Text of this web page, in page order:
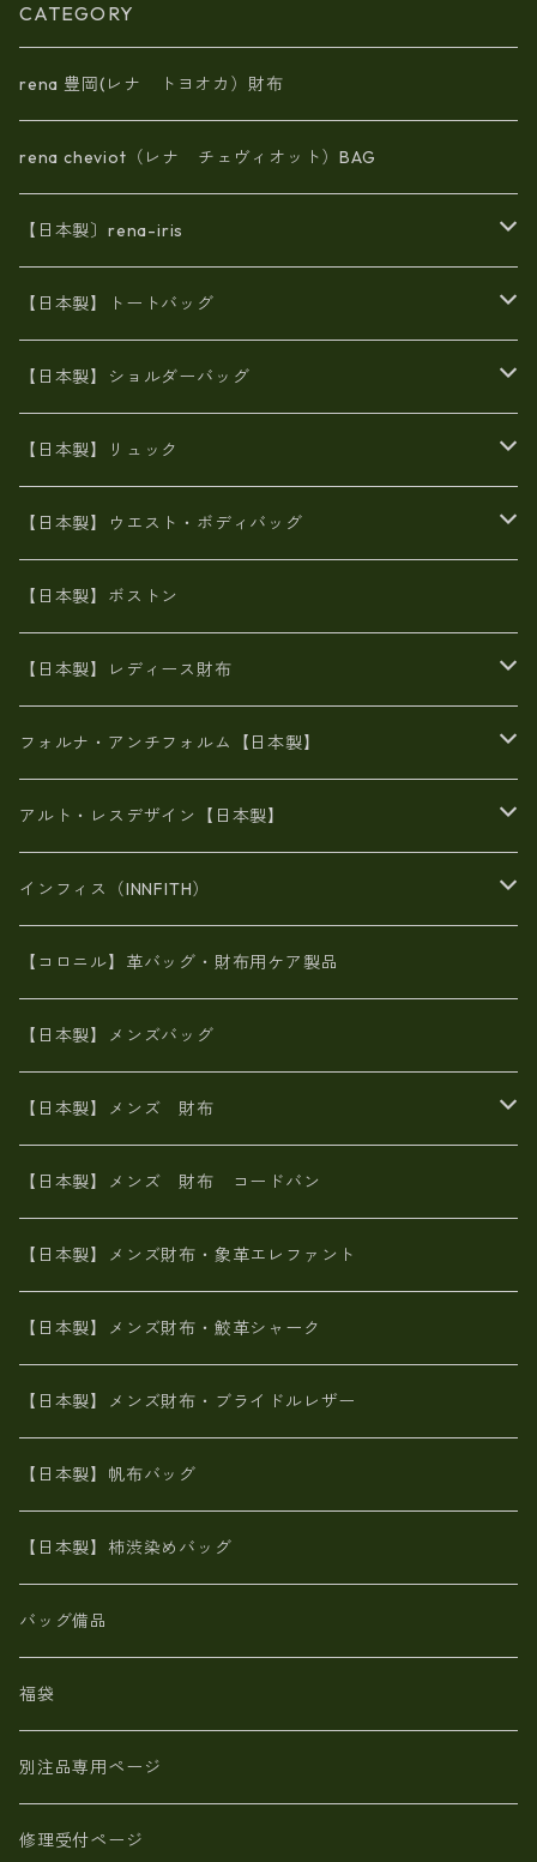
CATEGORY
rena 豊岡(レナ トヨオカ）財布
rena cheviot（レナ チェヴィオット）BAG
【日本製〕rena-iris
エナメル（パテント）レザー
牛革製品トート・ショルダー
牛革製品リュック
【日本製】トートバッグ
火山灰染めバッグ
8号帆布
豊岡製
ヌメ革バッグ
Ａ3サイズ
オイルレザー
エナメル
がま口
リネン
メタリック
スエード
【日本製】ショルダーバッグ
漂流ロープバッグ
6号蝋引き帆布
火山灰染めバッグ
8号帆布
財布ポシェット
牛革
メタリック
オイルレザー
６号蝋引き帆布
豊岡製品
エナメルクロコ
がま口
斜め掛け
【日本製】リュック
帆布
豊岡
豊岡製
牛革
日本製
【日本製】ウエスト・ボディバッグ
帆布
【日本製】ボストン
【日本製】レディース財布
二つ折り財布
がま口財布
スペインレザー
メタリック
長財布
スペインレザー
佐賀牛革
革友禅染め
ポーテッド
L字ファスナー財布
スペインレザー
革友禅染め
メタリック
ポーチ
ヌメ革
革友禅染め
財布ショルダー
ヌメ革
がま口財布
革友禅染め
山羊革
火山灰染め
名刺入れ・キーケース、他
フォルナ・アンチフォルム【日本製】
BAG
財布・小物
アルト・レスデザイン【日本製】
BAG
財布・小物
インフィス（INNFITH）
BAG
財布・小物
【コロニル】革バッグ・財布用ケア製品
【日本製】メンズバッグ
【日本製】メンズ 財布
象革エレファント【日本製】メンズ 財布
鮫革シャーク【日本製】メンズ 財布
ブライドルレザー【日本製】メンズ 財布
MAISON de HIROAN 【日本製】メンズ 財布
栃木レザー 【日本製】メンズ 財布
革小物・財布【日本製】メンズ レディース
【日本製】メンズ 財布 アザラシ革(シールスキン)
【日本製】メンズ 財布 コードバン
【日本製】メンズ財布・象革エレファント
【日本製】メンズ財布・鮫革シャーク
【日本製】メンズ財布・ブライドルレザー
【日本製】帆布バッグ
【日本製】柿渋染めバッグ
バッグ備品
福袋
別注品専用ページ
修理受付ページ